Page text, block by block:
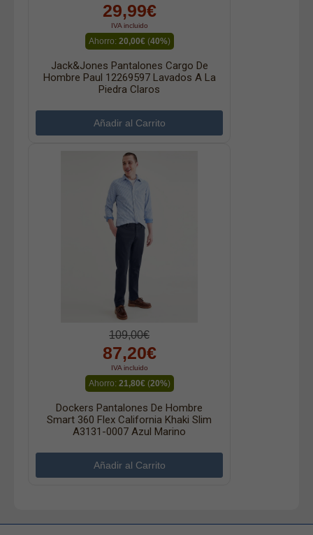
29,99€
IVA incluido
Ahorro: 20,00€(40%)
Jack&Jones Pantalones Cargo De
Hombre Paul 12269597 Lavados A La
Piedra Claros
109,00€
87,20€
IVA incluido
Ahorro: 21,80€(20%)
Dockers Pantalones De Hombre
Smart 360 Flex California Khaki Slim
A3131-0007 Azul Marino